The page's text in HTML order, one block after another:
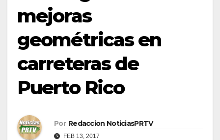
mejoras
geométricas en
carreteras de
Puerto Rico
Por Redaccion NoticiasPRTV
FEB 13, 2017